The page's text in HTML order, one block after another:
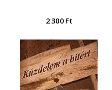
2 300 Ft